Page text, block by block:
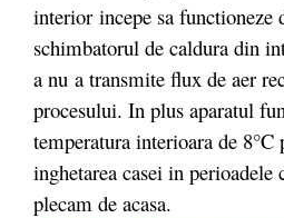
interior incepe sa functioneze
schimbatorul de caldura din
a nu a transmite flux de aer
procesului. In plus aparatul
temperatura interioara de 8°C
inghetarea casei in perioadele
plecam de acasa.